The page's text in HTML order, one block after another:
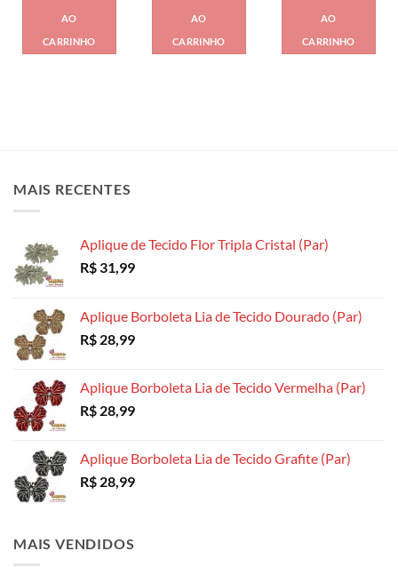
AO
CARRINHO
AO
CARRINHO
AO
CARRINHO
MAIS RECENTES
Aplique de Tecido Flor Tripla Cristal (Par)
R$ 31,99
Aplique Borboleta Lia de Tecido Dourado (Par)
R$ 28,99
Aplique Borboleta Lia de Tecido Vermelha (Par)
R$ 28,99
Aplique Borboleta Lia de Tecido Grafite (Par)
R$ 28,99
MAIS VENDIDOS